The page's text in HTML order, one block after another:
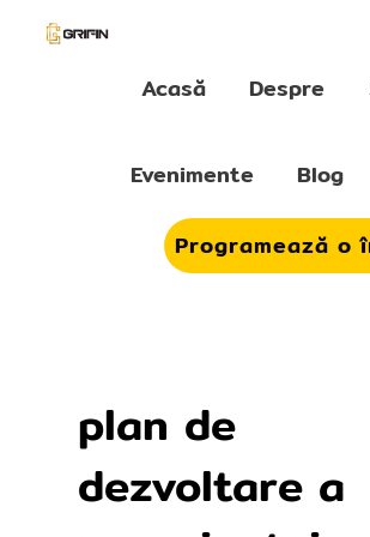
Acasă Despre
Evenimente Blog
Programează o
plan de
dezvoltare a